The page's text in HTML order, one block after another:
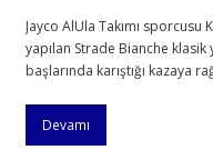
Jayco AlUla Takımı
yapılan Strade Bianche klasik
başlarında karıştığı kazaya
Devamı